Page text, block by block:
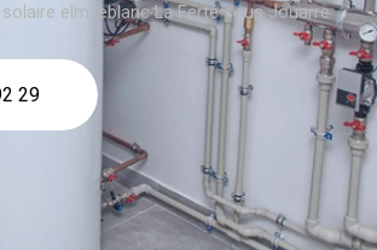
elm leblanc La Ferté sous Jouarre
29